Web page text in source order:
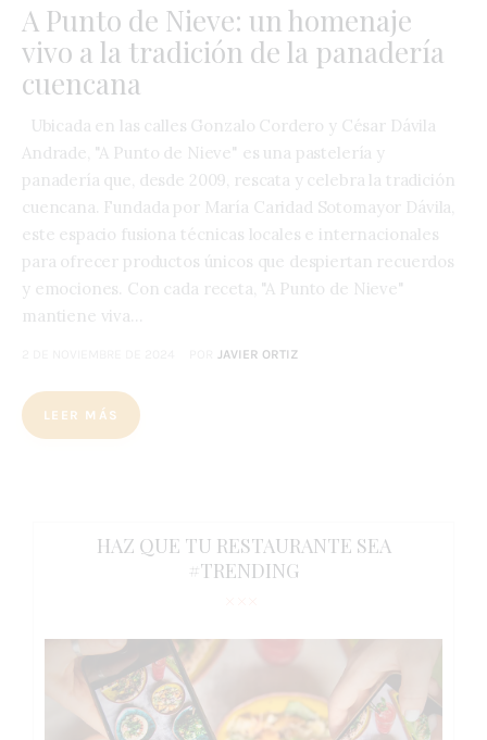
A Punto de Nieve: un homenaje
vivo a la tradición de la panadería
cuencana
Ubicada en las calles Gonzalo Cordero y César Dávila
Andrade, "A Punto de Nieve" es una pastelería y
panadería que, desde 2009, rescata y celebra la tradición
cuencana. Fundada por María Caridad Sotomayor Dávila,
este espacio fusiona técnicas locales e internacionales
para ofrecer productos únicos que despiertan recuerdos
y emociones. Con cada receta, "A Punto de Nieve"
mantiene viva…
JAVIER ORTIZ
LEER MÁS
HAZ QUE TU RESTAURANTE SEA
#TRENDING